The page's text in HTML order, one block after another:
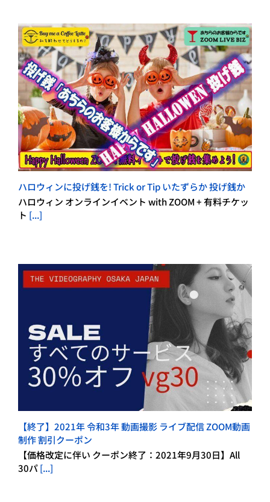
ハロウィンに投げ銭を! Trick or Tip いたずらか 投げ銭か
ハロウィン オンラインイベント with ZOOM + 有料チケッ
ト [...]
【終了】2021年 令和3年 動画撮影 ライブ配信 ZOOM動画
制作 割引クーポン
【価格改定に伴い クーポン終了：2021年9月30日】All
30パ[...]